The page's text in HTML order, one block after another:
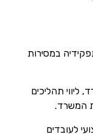
במסירות
תהליכים
המשרד.
לעובדים